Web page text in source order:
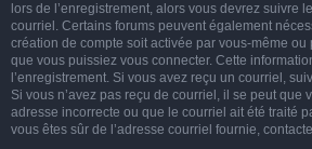
lors de l’enregistrement, alors vous devrez suivre
courriel. Certains forums peuvent également
création de compte soit activée par vous-même
que vous puissiez vous connecter. Cette
l’enregistrement. Si vous avez reçu un courriel,
Si vous n’avez pas reçu de courriel, il se peut que
adresse incorrecte ou que le courriel ait été traité
vous êtes sûr de l’adresse courriel fournie,